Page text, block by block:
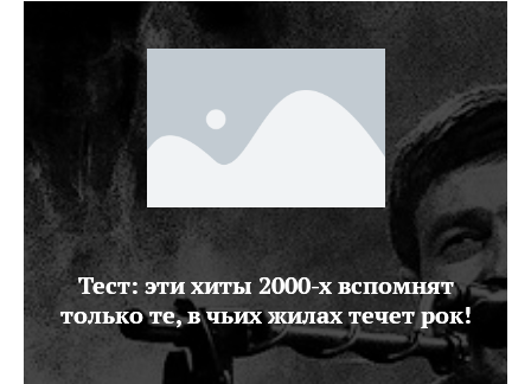
Тест: эти хиты 2000-х вспомнят
только те, в чьих жилах течет рок!